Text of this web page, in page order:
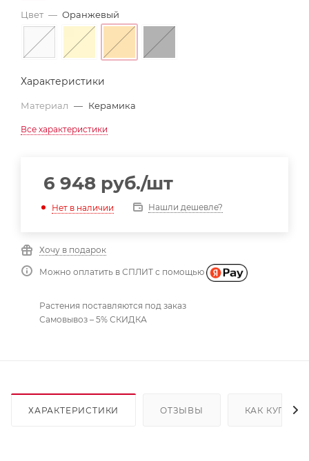
Цвет — Оранжевый
Характеристики
Материал — Керамика
Все характеристики
6 948 руб./шт
Нет в наличии Нашли дешевле?
Хочу в подарок
Можно оплатить в СПЛИТ с помощью
Растения поставляются под заказ
Самовывоз – 5% СКИДКА
ХАРАКТЕРИСТИКИ ОТЗЫВЫ КАК КУПИТЬ